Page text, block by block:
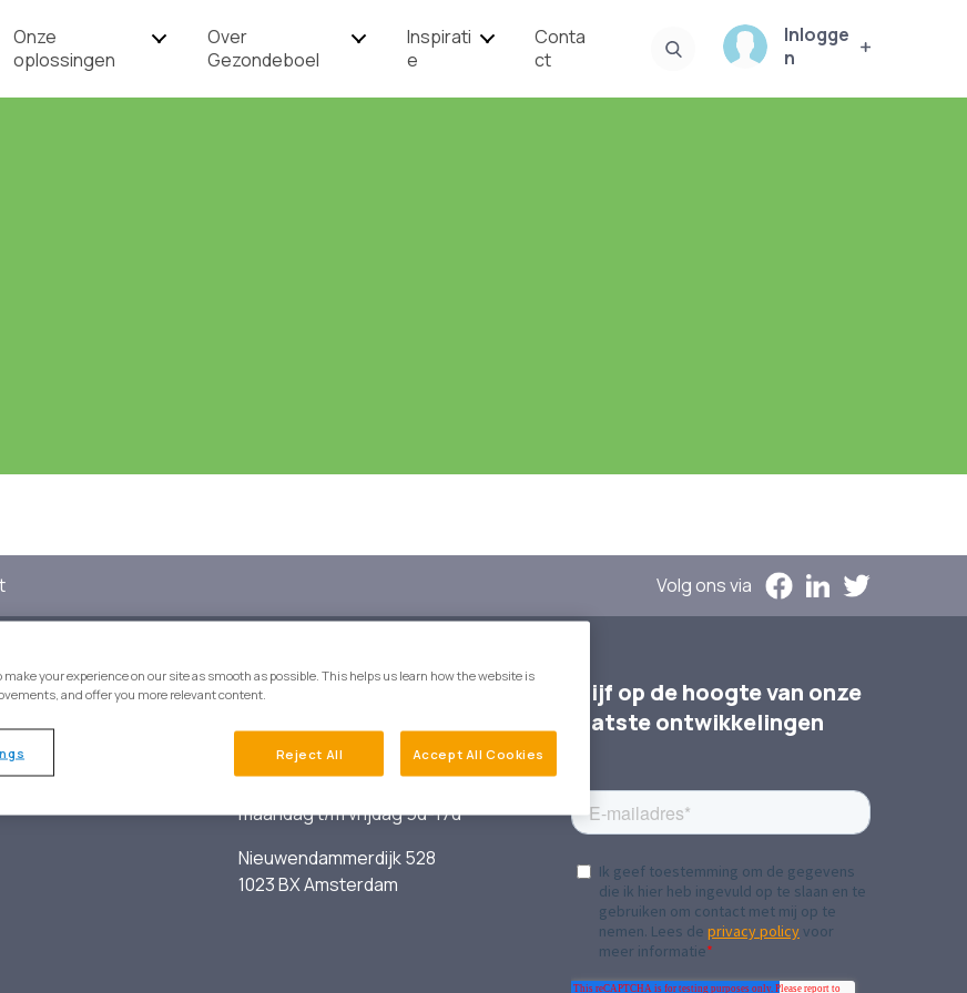
Onze
oplossingen
Over
Gezondeboel
Inspirati
e
Conta
ct
Inlogge
n
Volg ons via
Wij zijn te bereiken op
info@gezondeboel.nl
maandag t/m vrijdag 9u-17u
Nieuwendammerdijk 528
1023 BX Amsterdam
Blijf op de hoogte van onze
laatste ontwikkelingen
make your experience on our site as smooth as possible. This helps us learn how the website is
and offer you more relevant content.
Reject All Accept All Cookies